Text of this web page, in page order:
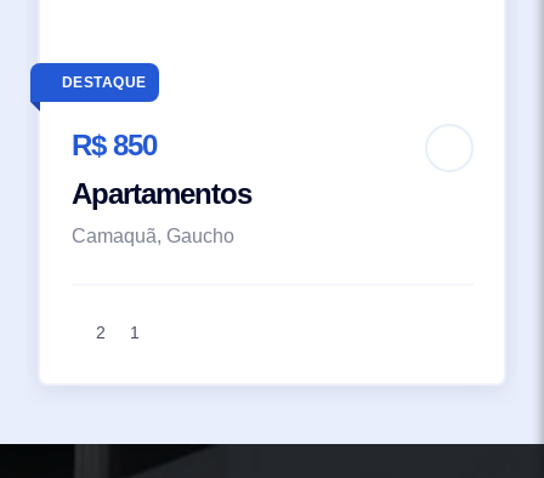
DESTAQUE
R$ 850
Apartamentos
Camaquã, Gaucho
2 1